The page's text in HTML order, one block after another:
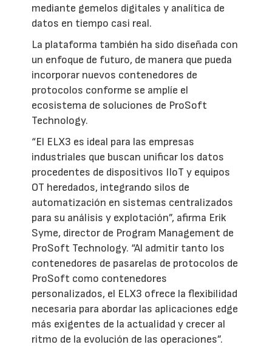
mediante gemelos digitales y analítica de
datos en tiempo casi real.
La plataforma también ha sido diseñada con
un enfoque de futuro, de manera que pueda
incorporar nuevos contenedores de
protocolos conforme se amplíe el
ecosistema de soluciones de ProSoft
Technology.
“El ELX3 es ideal para las empresas
industriales que buscan unificar los datos
procedentes de dispositivos IIoT y equipos
OT heredados, integrando silos de
automatización en sistemas centralizados
para su análisis y explotación”, afirma Erik
Syme, director de Program Management de
ProSoft Technology. “Al admitir tanto los
contenedores de pasarelas de protocolos de
ProSoft como contenedores
personalizados, el ELX3 ofrece la flexibilidad
necesaria para abordar las aplicaciones edge
más exigentes de la actualidad y crecer al
ritmo de la evolución de las operaciones”.